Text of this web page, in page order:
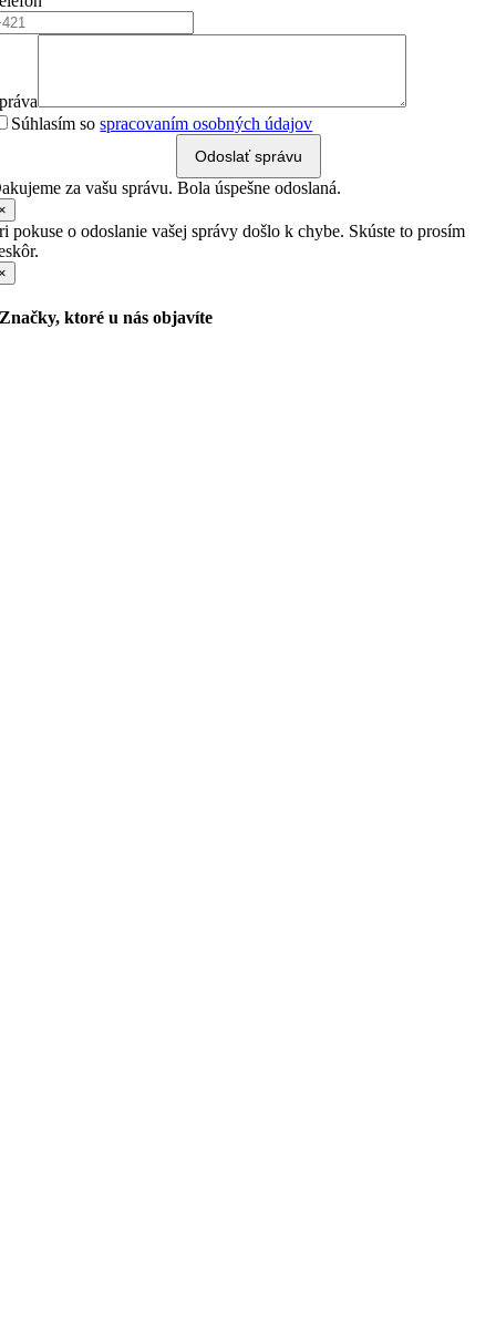
Súhlasím sospracovaním osobných údajov
Odoslať správu
za vašu správu. Bola úspešne odoslaná.
pokuse o odoslanie vašej správy došlo k chybe. Skúste to prosím
Značky, ktoré u nás objavíte